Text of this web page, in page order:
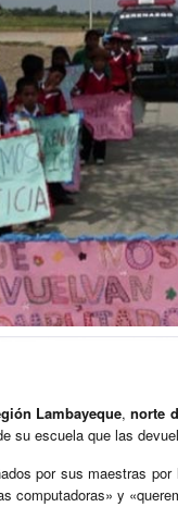
Lambayeque,norte
su escuela que las
por sus maestras
computadoras» y